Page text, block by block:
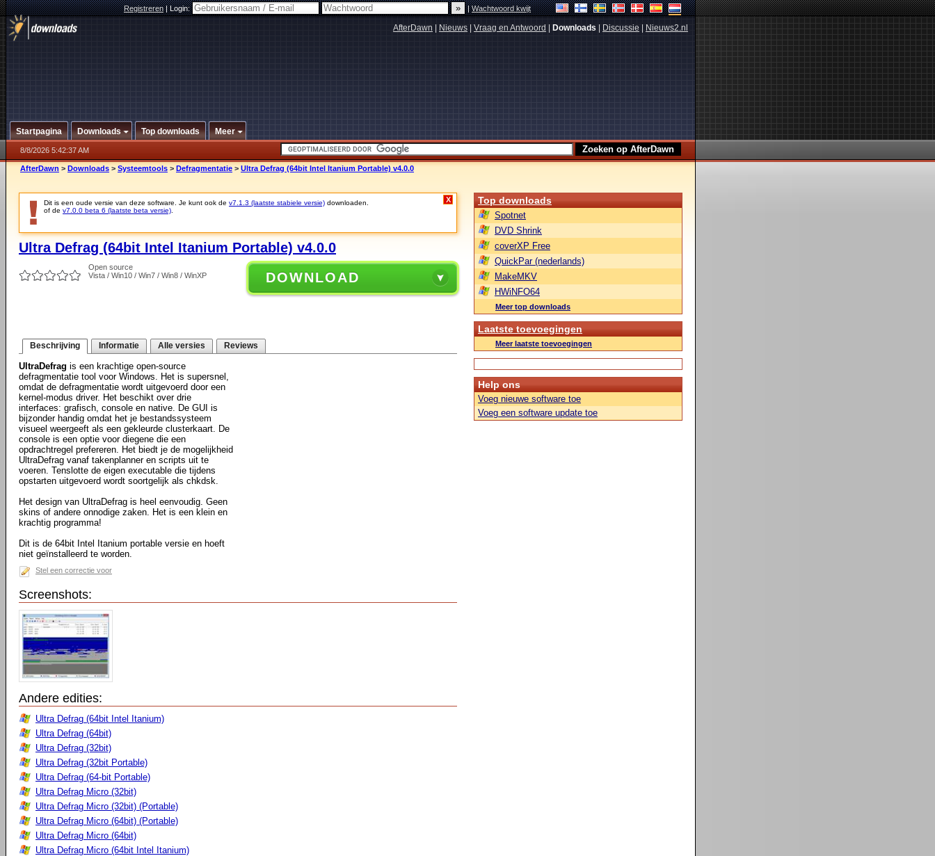
Registreren|Login: |Wachtwoord kwijt
AfterDawn Nieuws Vraag en Antwoord Downloads Discussie Nieuws2.nl
Startpagina Downloads Top downloads Meer
8/8/2026 5:42:37 AM
AfterDawn > Downloads > Systeemtools > Defragmentatie > Ultra Defrag (64bit Intel Itanium Portable) v4.0.0
Dit is een oude versie van deze software. Je kunt ook de v7.1.3 (laatste stabiele versie) downloaden.
of de v7.0.0 beta 6 (laatste beta versie)
X
Ultra Defrag (64bit Intel Itanium Portable) v4.0.0
Open source
Vista / Win10 / Win7 / Win8 / WinXP
DOWNLOAD
Beschrijving Informatie Alle versies Reviews
UltraDefrag is een krachtige open-source
defragmentatie tool voor Windows. Het is supersnel,
omdat de defragmentatie wordt uitgevoerd door een
kernel-modus driver. Het beschikt over drie
interfaces: grafisch, console en native. De GUI is
bijzonder handig omdat het je bestandssysteem
visueel weergeeft als een gekleurde clusterkaart. De
console is een optie voor diegene die een
opdrachtregel prefereren. Het biedt je de mogelijkheid
UltraDefrag vanaf takenplanner en scripts uit te
voeren. Tenslotte de eigen executable die tijdens
opstarten uitgevoerd wordt soortgelijk als chkdsk.
Het design van UltraDefrag is heel eenvoudig. Geen
skins of andere onnodige zaken. Het is een klein en
krachtig programma!
Dit is de 64bit Intel Itanium portable versie en hoeft
niet geïnstalleerd te worden.
Stel een correctie voor
Screenshots:
Andere edities:
Ultra Defrag (64bit Intel Itanium)
Ultra Defrag (64bit)
Ultra Defrag (32bit)
Ultra Defrag (32bit Portable)
Ultra Defrag (64-bit Portable)
Ultra Defrag Micro (32bit)
Ultra Defrag Micro (32bit) (Portable)
Ultra Defrag Micro (64bit) (Portable)
Ultra Defrag Micro (64bit)
Ultra Defrag Micro (64bit Intel Itanium)
Top downloads
Spotnet
DVD Shrink
coverXP Free
QuickPar (nederlands)
MakeMKV
HWiNFO64
Meer top downloads
Laatste toevoegingen
Meer laatste toevoegingen
Help ons
Voeg nieuwe software toe
Voeg een software update toe